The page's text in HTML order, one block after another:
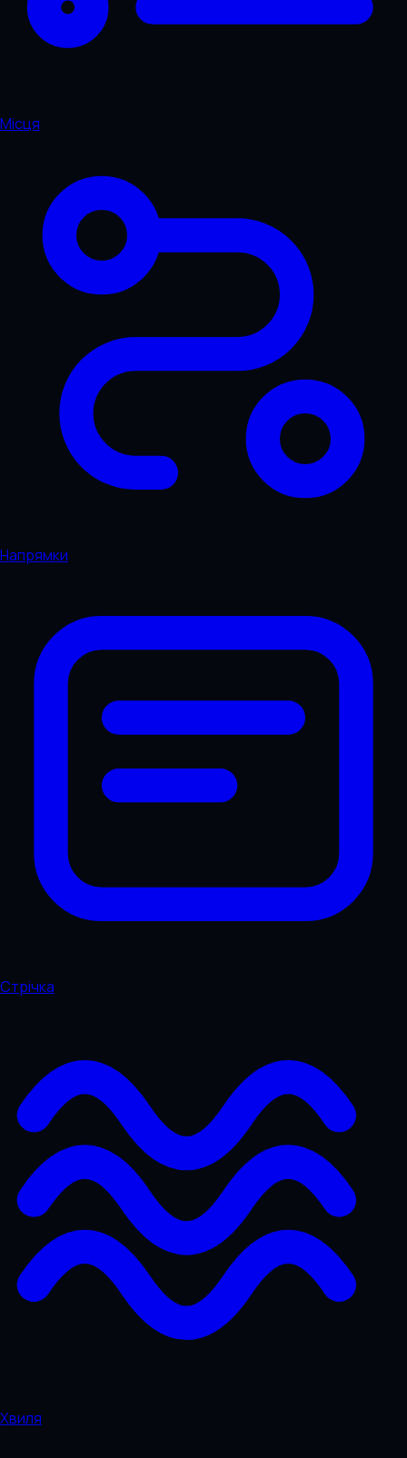
Місця
Напрямки
Стрічка
Хвиля